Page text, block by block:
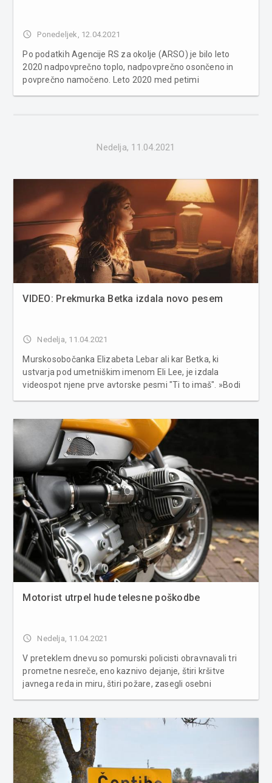
access_time Ponedeljek, 12.04.2021
Po podatkih Agencije RS za okolje (ARSO) je bilo leto
2020 nadpovprečno toplo, nadpovprečno osončeno in
povprečno namočeno. Leto 2020 med petimi
Nedelja, 11.04.2021
VIDEO: Prekmurka Betka izdala novo pesem
access_time Nedelja, 11.04.2021
Murskosobočanka Elizabeta Lebar ali kar Betka, ki
ustvarja pod umetniškim imenom Eli Lee, je izdala
videospot njene prve avtorske pesmi "Ti to imaš". »Bodi
za pesem...
Motorist utrpel hude telesne poškodbe
access_time Nedelja, 11.04.2021
V preteklem dnevu so pomurski policisti obravnavali tri
prometne nesreče, eno kaznivo dejanje, štiri kršitve
javnega reda in miru, štiri požare, zasegli osebni
padel motorist. ...